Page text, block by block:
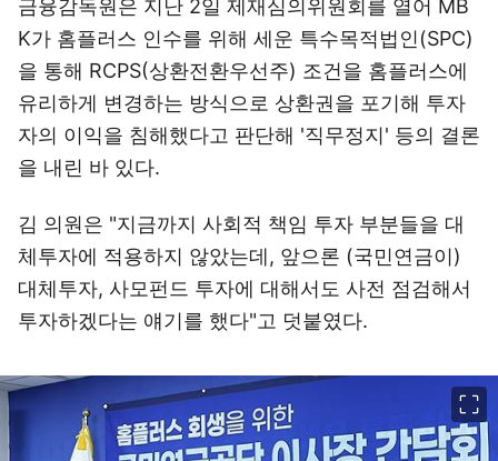
금융감독원은 지난 2일 제재심의위원회를 열어 MB
K가 홈플러스 인수를 위해 세운 특수목적법인(SPC)
을 통해 RCPS(상환전환우선주) 조건을 홈플러스에
유리하게 변경하는 방식으로 상환권을 포기해 투자
자의 이익을 침해했다고 판단해 '직무정지' 등의 결론
을 내린 바 있다.
김 의원은 "지금까지 사회적 책임 투자 부분들을 대
체투자에 적용하지 않았는데, 앞으론 (국민연금이)
대체투자, 사모펀드 투자에 대해서도 사전 점검해서
투자하겠다는 얘기를 했다"고 덧붙였다.